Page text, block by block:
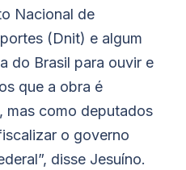
Nacional de
(Dnit) e algum
do Brasil para ouvir e
que a obra é
mas como deputados
o governo
disse Jesuíno.